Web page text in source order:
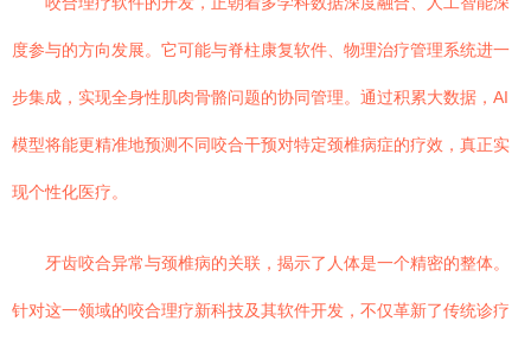
度参与的方向发展。它可能与脊柱康复软件、物理治疗管理系统进一
步集成，实现全身性肌肉骨骼问题的协同管理。通过积累大数据，AI
模型将能更精准地预测不同咬合干预对特定颈椎病症的疗效，真正实
现个性化医疗。
牙齿咬合异常与颈椎病的关联，揭示了人体是一个精密的整体。
针对这一领域的咬合理疗新科技及其软件开发，不仅革新了传统诊疗